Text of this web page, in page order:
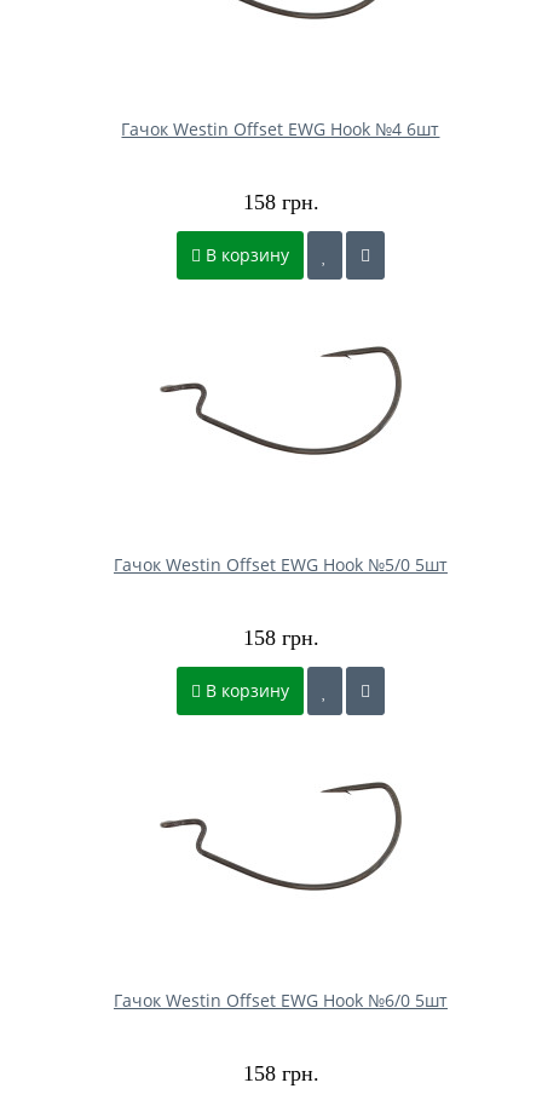
Гачок Westin Offset EWG Hook №4 6шт
158 грн.
В корзину
Гачок Westin Offset EWG Hook №5/0 5шт
158 грн.
В корзину
Гачок Westin Offset EWG Hook №6/0 5шт
158 грн.